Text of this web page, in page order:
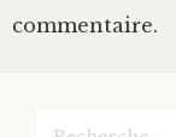
commentaire.